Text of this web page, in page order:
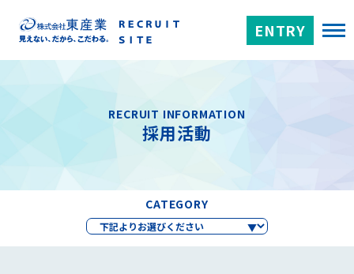
ENTRY
RECRUIT INFORMATION
採用活動
CATEGORY